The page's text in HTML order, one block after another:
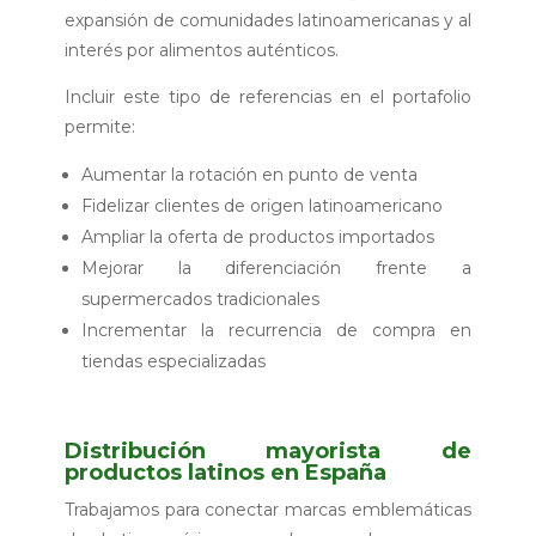
expansión de comunidades latinoamericanas y al
interés por alimentos auténticos.
Incluir este tipo de referencias en el portafolio
permite:
Aumentar la rotación en punto de venta
Fidelizar clientes de origen latinoamericano
Ampliar la oferta de productos importados
Mejorar la diferenciación frente a
supermercados tradicionales
Incrementar la recurrencia de compra en
tiendas especializadas
Distribución mayorista de
productos latinos en España
Trabajamos para conectar marcas emblemáticas